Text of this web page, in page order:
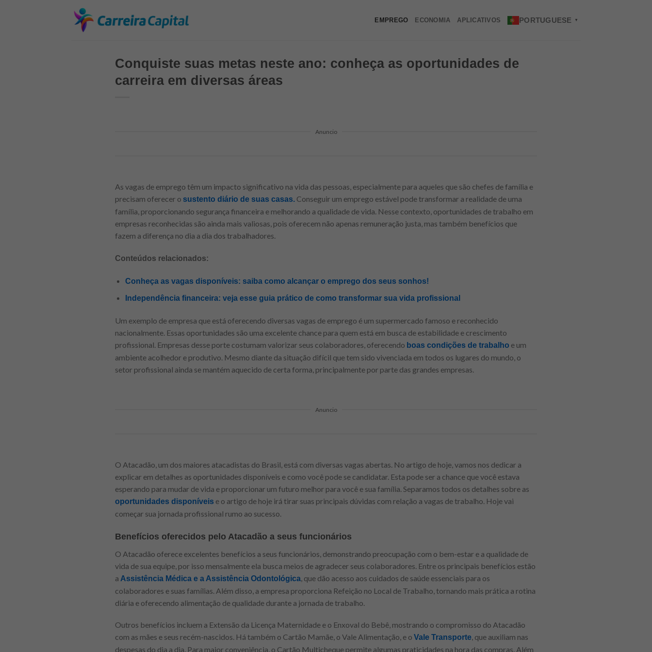
EMPREGO ECONOMIA APLICATIVOS PORTUGUESE ▼
Conquiste suas metas neste ano: conheça as oportunidades de
carreira em diversas áreas
Anuncio
As vagas de emprego têm um impacto significativo na vida das pessoas, especialmente para aqueles que são chefes de família e
precisam oferecer o sustento diário de suas casas. Conseguir um emprego estável pode transformar a realidade de uma
família, proporcionando segurança financeira e melhorando a qualidade de vida. Nesse contexto, oportunidades de trabalho em
empresas reconhecidas são ainda mais valiosas, pois oferecem não apenas remuneração justa, mas também benefícios que
fazem a diferença no dia a dia dos trabalhadores.
Conteúdos relacionados:
Conheça as vagas disponíveis: saiba como alcançar o emprego dos seus sonhos!
Independência financeira: veja esse guia prático de como transformar sua vida profissional
Um exemplo de empresa que está oferecendo diversas vagas de emprego é um supermercado famoso e reconhecido
nacionalmente. Essas oportunidades são uma excelente chance para quem está em busca de estabilidade e crescimento
profissional. Empresas desse porte costumam valorizar seus colaboradores, oferecendo boas condições de trabalho e um
ambiente acolhedor e produtivo. Mesmo diante da situação difícil que tem sido vivenciada em todos os lugares do mundo, o
setor profissional ainda se mantém aquecido de certa forma, principalmente por parte das grandes empresas.
Anuncio
O Atacadão, um dos maiores atacadistas do Brasil, está com diversas vagas abertas. No artigo de hoje, vamos nos dedicar a
explicar em detalhes as oportunidades disponíveis e como você pode se candidatar. Esta pode ser a chance que você estava
esperando para mudar de vida e proporcionar um futuro melhor para você e sua família. Separamos todos os detalhes sobre as
oportunidades disponíveis e o artigo de hoje irá tirar suas principais dúvidas com relação a vagas de trabalho. Hoje vai
começar sua jornada profissional rumo ao sucesso.
Benefícios oferecidos pelo Atacadão a seus funcionários
O Atacadão oferece excelentes benefícios a seus funcionários, demonstrando preocupação com o bem-estar e a qualidade de
vida de sua equipe, por isso mensalmente ela busca meios de agradecer seus colaboradores. Entre os principais benefícios estão
a Assistência Médica e a Assistência Odontológica , que dão acesso aos cuidados de saúde essenciais para os
colaboradores e suas famílias. Além disso, a empresa proporciona Refeição no Local de Trabalho, tornando mais prática a rotina
diária e oferecendo alimentação de qualidade durante a jornada de trabalho.
Outros benefícios incluem a Extensão da Licença Maternidade e o Enxoval do Bebê, mostrando o compromisso do Atacadão
com as mães e seus recém-nascidos. Há também o Cartão Mamãe, o Vale Alimentação, e o Vale Transporte, que auxiliam nas
despesas do dia a dia. Para maior conveniência, o Cartão Multicheque permite algumas praticidades na hora das compras. Além